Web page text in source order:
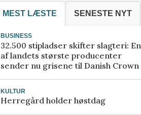
MEST LÆSTE SENESTE NYT
BUSINESS
32.500 stipladser skifter slagteri: En
af landets største producenter
sender nu grisene til Danish Crown
KULTUR
Herregård holder høstdag